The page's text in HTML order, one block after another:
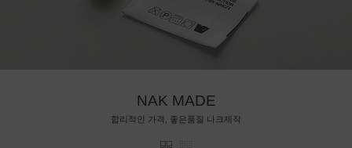
NAK MADE
합리적인 가격, 좋은품질 나크제작